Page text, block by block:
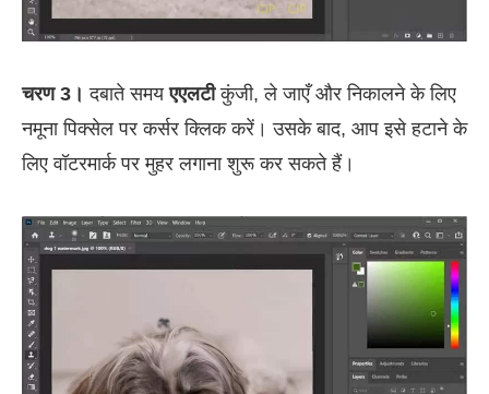
चरण 3। दबाते समयएएलटीकुंजी, ले जाएँ और निकालने के लिए
नमूना पिक्सेल पर कर्सर क्लिक करें। उसके बाद, आप इसे हटाने के
लिए वॉटरमार्क पर मुहर लगाना शुरू कर सकते हैं।